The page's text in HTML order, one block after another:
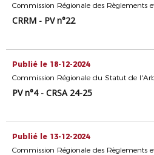
CRRM - PV n°22
Publié le 18-12-2024
Commission Régionale du Statut de
PV n°4 - CRSA 24-25
Publié le 13-12-2024